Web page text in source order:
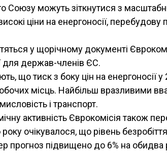
Союзу можуть зіткнутися з
ціни на енергоносії,
у щорічному документі
для держав-членів ЄС.
що тиск з боку цін на енергоносії
місць. Найбільш вразливими
і транспорт.
активність Єврокомісія також
очікувалося, що рівень
прогноз підвищено до 6% на обидва